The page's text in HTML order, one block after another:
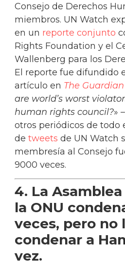
Consejo de Derechos
miembros. UN Watch
en un reporte conjunto
Rights Foundation y el
Wallenberg para los
El reporte fue difundido
artículo en The Guardian
are world’s worst
human rights council?»
otros periódicos de todo
de tweets de UN Watch
membresía al Consejo
9000 veces.
4. La
la ONU
veces, pero no
condenar a
vez.